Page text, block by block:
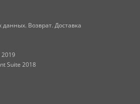
Возврат. Доставка
Suite 2018